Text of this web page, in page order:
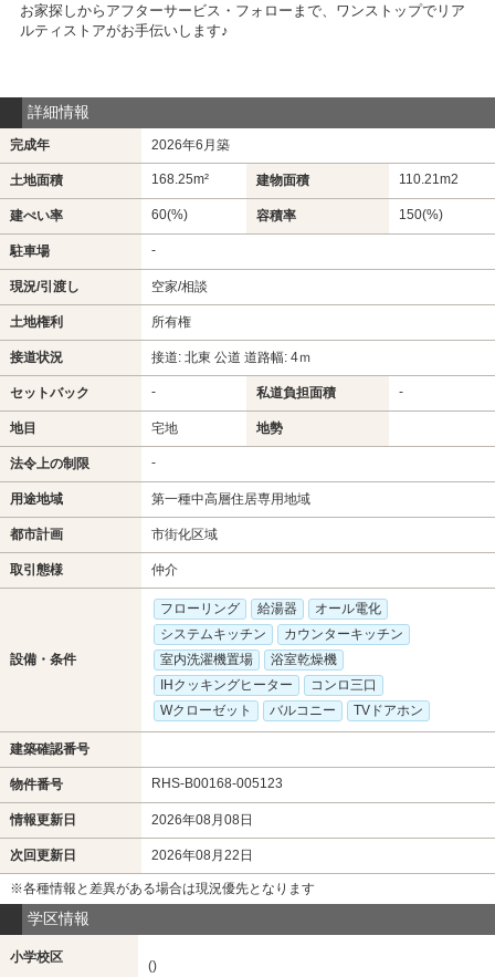
お家探しからアフターサービス・フォローまで、ワンストップでリア
ルティストアがお手伝いします♪
詳細情報
完成年 2026年6月築
土地面積 168.25m² 建物面積 110.21m2
建ぺい率 60(%) 容積率 150(%)
駐車場 -
現況/引渡し 空家/相談
土地権利 所有権
接道状況 接道: 北東 公道 道路幅: 4ｍ
セットバック - 私道負担面積 -
地目 宅地 地勢
法令上の制限 -
用途地域 第一種中高層住居専用地域
都市計画 市街化区域
取引態様 仲介
設備・条件
フローリング 給湯器
オール電化
システムキッチン
カウンターキッチン
室内洗濯機置場
浴室乾燥機
IHクッキングヒーター
コンロ三口
Wクローゼット
バルコニー TVドアホン
建築確認番号
物件番号 RHS-B00168-005123
情報更新日 2026年08月08日
次回更新日 2026年08月22日
※各種情報と差異がある場合は現況優先となります
学区情報
小学校区
()